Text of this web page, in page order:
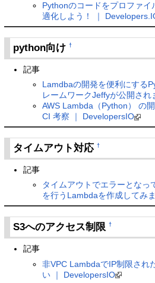
Pythonのコードをプロファ
適化しよう！ ｜
python向け†
記事
Lamdbaの開発を便利にする
レームワークJeffyが公開さ
AWS Lambda（Python） の
CI 考察 ｜ DevelopersIO
タイムアウト対応†
記事
タイムアウトでエラーとなっ
を行うLambdaを作成してみ
S3へのアクセス制限†
記事
非VPC LambdaでIP制限され
い ｜ DevelopersIO